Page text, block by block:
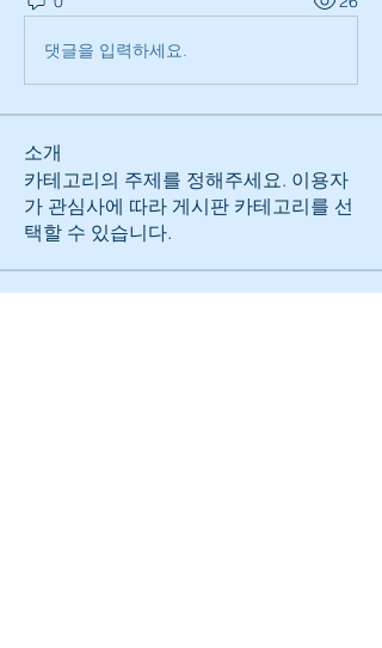
댓글을 입력하세요.
소개
카테고리의 주제를 정해주세요. 이용자
가 관심사에 따라 게시판 카테고리를 선
택할 수 있습니다.